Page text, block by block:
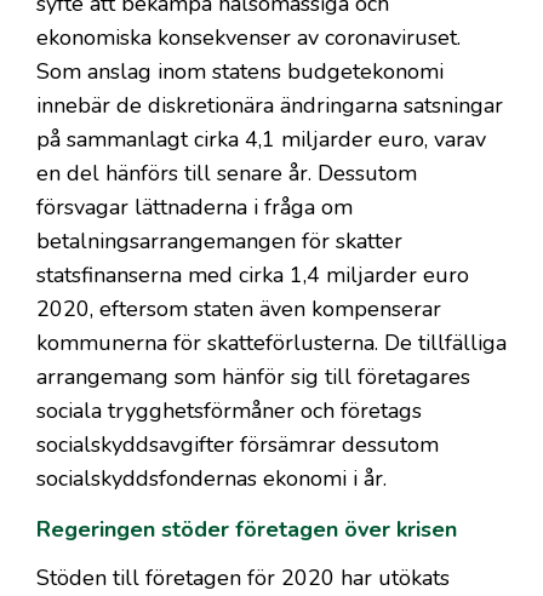
ekonomiska konsekvenser av coronaviruset.
Som anslag inom statens budgetekonomi
innebär de diskretionära ändringarna satsningar
på sammanlagt cirka 4,1 miljarder euro, varav
en del hänförs till senare år. Dessutom
försvagar lättnaderna i fråga om
betalningsarrangemangen för skatter
statsfinanserna med cirka 1,4 miljarder euro
2020, eftersom staten även kompenserar
kommunerna för skatteförlusterna. De tillfälliga
arrangemang som hänför sig till företagares
sociala trygghetsförmåner och företags
socialskyddsavgifter försämrar dessutom
socialskyddsfondernas ekonomi i år.
Regeringen stöder företagen över krisen
Stöden till företagen för 2020 har utökats